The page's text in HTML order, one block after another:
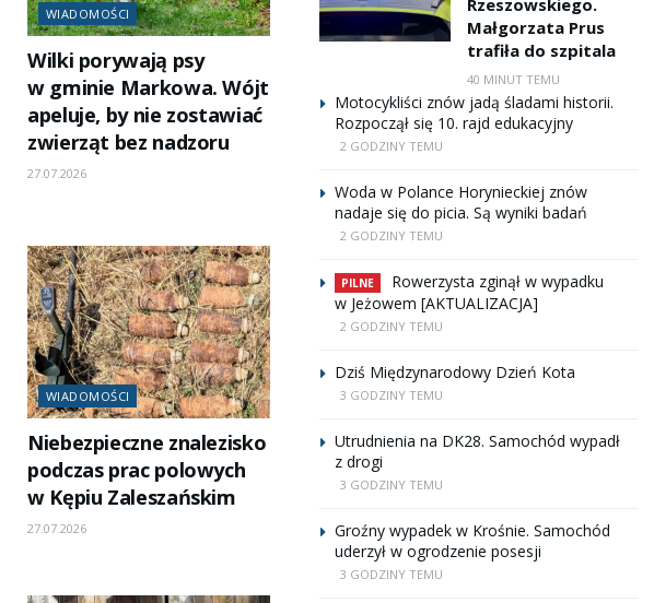
WIADOMOŚCI
Wilki porywają psy
w gminie Markowa. Wójt
apeluje, by nie zostawiać
zwierząt bez nadzoru
27.07.2026
WIADOMOŚCI
Niebezpieczne znalezisko
podczas prac polowych
w Kępiu Zaleszańskim
27.07.2026
Rzeszowskiego.
Małgorzata Prus
trafiła do szpitala
40 MINUT TEMU
Motocykliści znów jadą śladami historii.
Rozpoczął się 10. rajd edukacyjny
2 GODZINY TEMU
Woda w Polance Horynieckiej znów
nadaje się do picia. Są wyniki badań
2 GODZINY TEMU
PILNE
Rowerzysta zginął w wypadku
w Jeżowem [AKTUALIZACJA]
2 GODZINY TEMU
Dziś Międzynarodowy Dzień Kota
3 GODZINY TEMU
Utrudnienia na DK28. Samochód wypadł
z drogi
3 GODZINY TEMU
Groźny wypadek w Krośnie. Samochód
uderzył w ogrodzenie posesji
3 GODZINY TEMU